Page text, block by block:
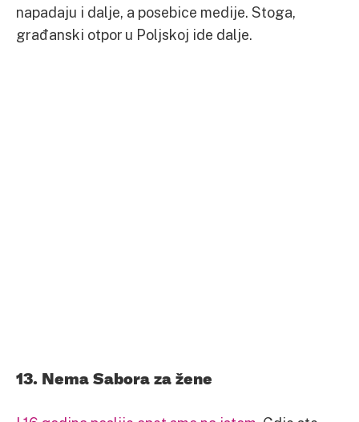
napadaju i dalje, a posebice medije. Stoga,
građanski otpor u Poljskoj ide dalje.
13. Nema Sabora za žene